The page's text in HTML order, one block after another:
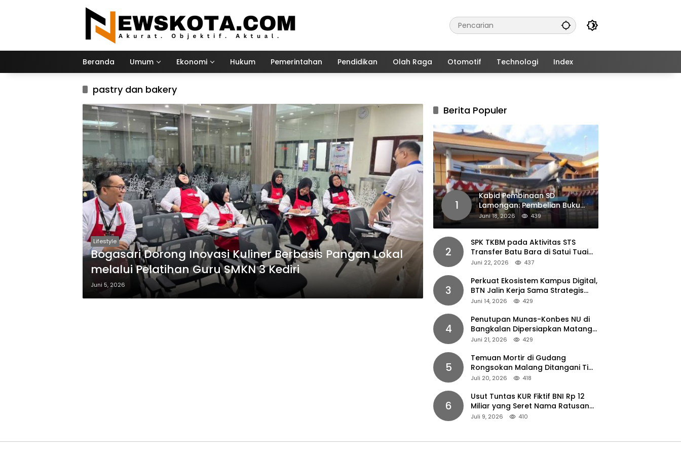
Beranda Umum Ekonomi Hukum Pemerintahan Pendidikan Olah Raga Otomotif Technologi Index
pastry dan bakery
Lifestyle
Bogasari Dorong Inovasi Kuliner Berbasis Pangan Lokal
melalui Pelatihan Guru SMKN 3 Kediri
Juni 5, 2026
Berita Populer
1
Kabid Pembinaan SD
Lamongan: Pembelian Buku
Pendamping Tidak Boleh
Dipaksakan
Juni 18, 2026 439
2
SPK TKBM pada Aktivitas STS
Transfer Batu Bara di Satui Tuai
Sorotan
Juni 22, 2026 437
3
Perkuat Ekosistem Kampus Digital,
BTN Jalin Kerja Sama Strategis
dengan UNAIR
Juni 14, 2026 429
4
Penutupan Munas-Konbes NU di
Bangkalan Dipersiapkan Matang,
Gus Ipul Turun Tangan
Juni 21, 2026 429
5
Temuan Mortir di Gudang
Rongsokan Malang Ditangani Tim
Gegana Polda Jatim
Juli 20, 2026 418
6
Usut Tuntas KUR Fiktif BNI Rp 12
Miliar yang Seret Nama Ratusan
Petani Jember
Juli 9, 2026 410